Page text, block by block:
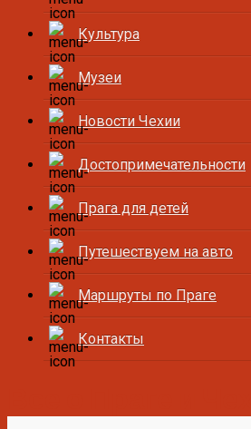
Культура
Музеи
Новости Чехии
Достопримечательности
Прага для детей
Путешествуем на авто
Маршруты по Праге
Контакты